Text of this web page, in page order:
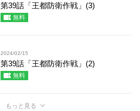
第39話「王都防衛作戦」(3)
無料
2024/02/15
第39話「王都防衛作戦」(2)
無料
もっと見る